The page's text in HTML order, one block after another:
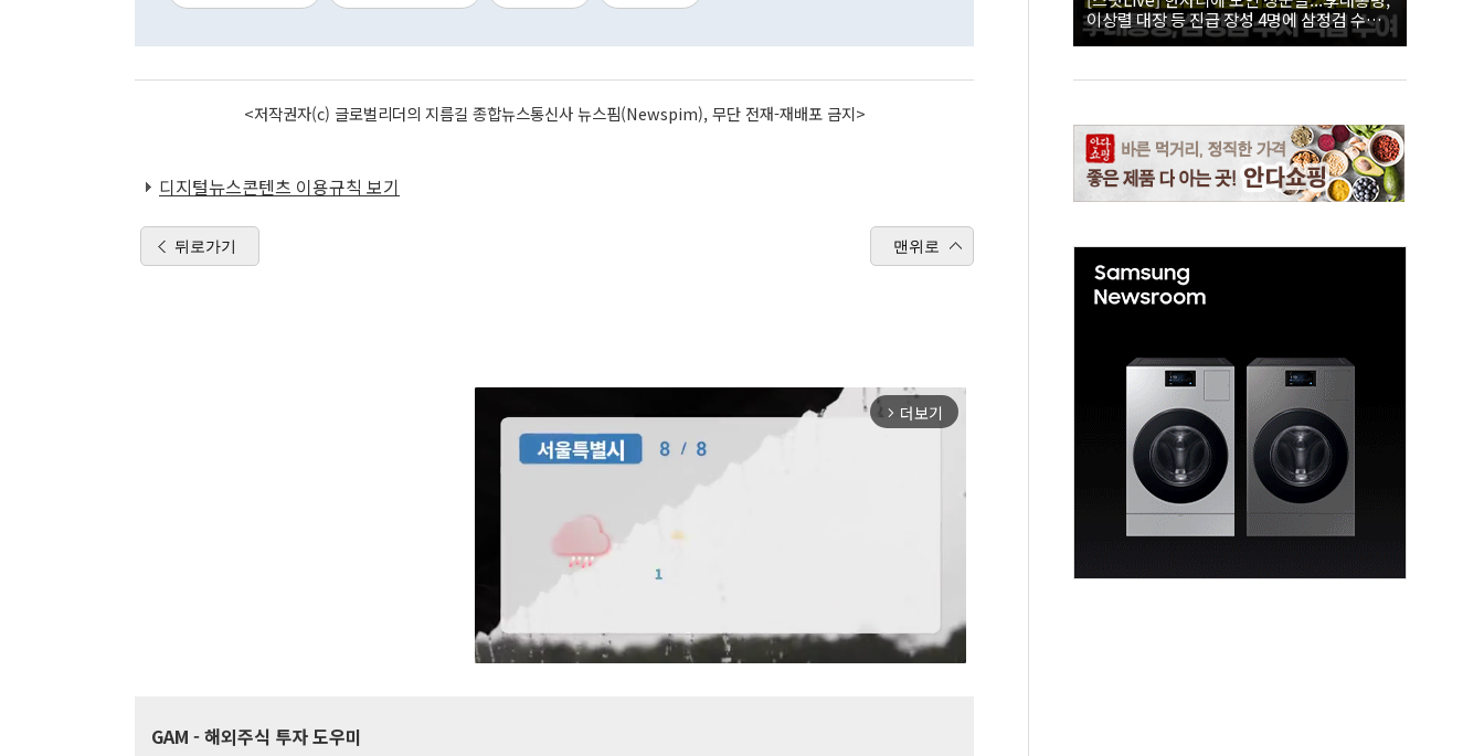
<저작권자(c) 글로벌리더의 지름길 종합뉴스통신사 뉴스핌(Newspim), 무단 전재-재배포 금지>
디지털뉴스콘텐츠 이용규칙 보기
뒤로가기 맨위로
arrow_forward_ios 더보기
GAM - 해외주식 투자 도우미
이상렬 대장 등 진급 장성 4명에 삼정검 수치
직접 수여｜26.08.07 장성 진급·삼정검 수치